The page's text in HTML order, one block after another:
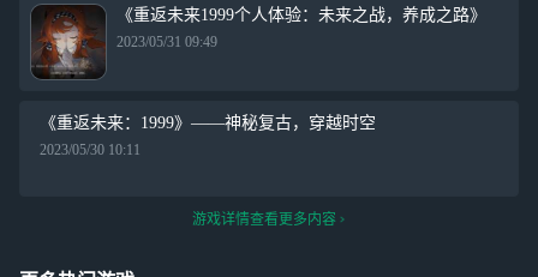
《重返未来1999个人体验：未来之战，养成之路》
2023/05/31 09:49
《重返未来：1999》——神秘复古，穿越时空
2023/05/30 10:11
游戏详情查看更多内容